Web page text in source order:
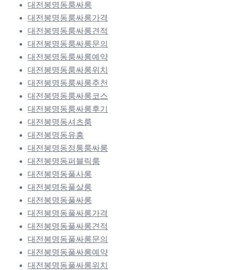
대전봉명동룸싸롱
대전봉명동룸싸롱가격
대전봉명동룸싸롱견적
대전봉명동룸싸롱문의
대전봉명동룸싸롱예약
대전봉명동룸싸롱위치
대전봉명동룸싸롱추천
대전봉명동룸싸롱코스
대전봉명동룸싸롱후기
대전봉명동셔츠룸
대전봉명동유흥
대전봉명동정통룸싸롱
대전봉명동퍼블릭룸
대전봉명동풀사롱
대전봉명동풀살롱
대전봉명동풀싸롱
대전봉명동풀싸롱가격
대전봉명동풀싸롱견적
대전봉명동풀싸롱문의
대전봉명동풀싸롱예약
대전봉명동풀싸롱위치